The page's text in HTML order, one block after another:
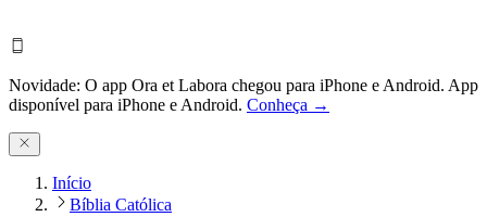
Novidade: O app Ora et Labora chegou para iPhone e Android. App
disponível para iPhone e Android. Conheça →
Início
Bíblia Católica